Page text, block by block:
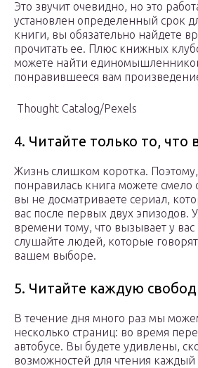
Это звучит очевидно, но это
установлен определенный срок
книги, вы обязательно найдете
прочитать ее. Плюс книжных
можете найти
понравившееся вам
Thought Catalog/Pexels
4. Читайте только то, что
Жизнь слишком коротка.
понравилась книга можете смело
вы не досматриваете сериал,
вас после первых двух эпизодов.
времени тому, что вызывает у
слушайте людей, которые
вашем выборе.
5. Читайте каждую
В течение дня много раз мы
несколько страниц: во время
автобусе. Вы будете удивлены,
возможностей для чтения каждый